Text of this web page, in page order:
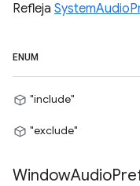
Refleja
ENUM
"include"
"exclude"
WindowAudio